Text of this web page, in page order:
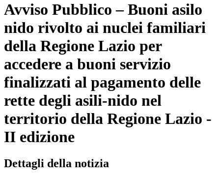
Avviso Pubblico – Buoni asilo
nido rivolto ai nuclei familiari
della Regione Lazio per
accedere a buoni servizio
finalizzati al pagamento delle
rette degli asili-nido nel
territorio della Regione Lazio -
II edizione
Dettagli della notizia